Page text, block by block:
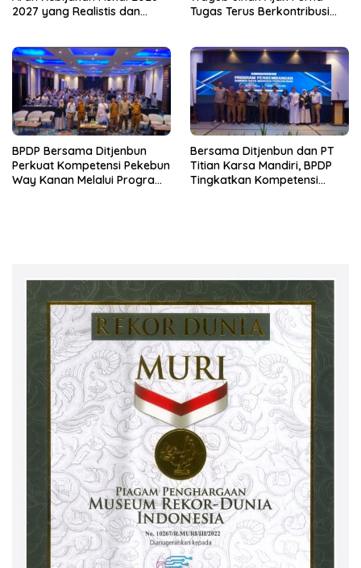
2027 yang Realistis dan
Tugas Terus Berkontribusi
BPDP Bersama Ditjenbun
Perkuat Kompetensi Pekebun
Way Kanan Melalui Program
Bersama Ditjenbun dan PT
Titian Karsa Mandiri, BPDP
Tingkatkan Kompetensi